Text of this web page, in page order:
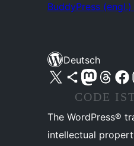
BuddyPress (engl.)
Deutsch
Unser X-Konto (früher Twitter) besuchen
Unser Bluesky-Konto besuchen
Unser Mastodon-Konto
UnserUnsere
CODE
The WordPress®
intellectual